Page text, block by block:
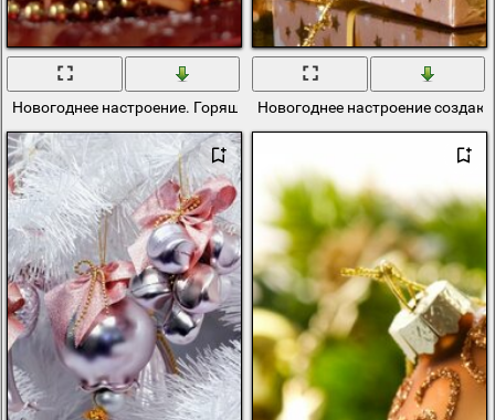
Новогоднее настроение. Горящий фонарикНовогоднее настроение